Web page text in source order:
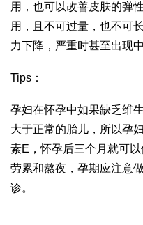
用，也可以改善皮肤的弹
用，且不可过量，也不可
力下降，严重时甚至出现
Tips：
孕妇在怀孕中如果缺乏维
大于正常的胎儿，所以孕
素E，怀孕后三个月就可
劳累和熬夜，孕期应注意
诊。